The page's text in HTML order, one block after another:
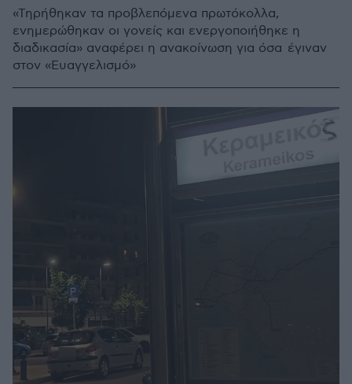
«Τηρήθηκαν τα προβλεπόμενα πρωτόκολλα,
ενημερώθηκαν οι γονείς και ενεργοποιήθηκε η
διαδικασία» αναφέρει η ανακοίνωση για όσα έγιναν
στον «Ευαγγελισμό»